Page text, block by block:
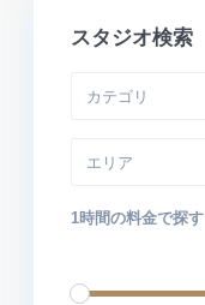
スタジオ検索
カテゴリ
エリア
1時間の料金で探す